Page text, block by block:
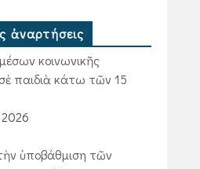
ἀναρτήσεις
κοινωνικῆς
παιδιὰ κάτω τῶν 15
2026
τὴν ὑποβάθμιση τῶν